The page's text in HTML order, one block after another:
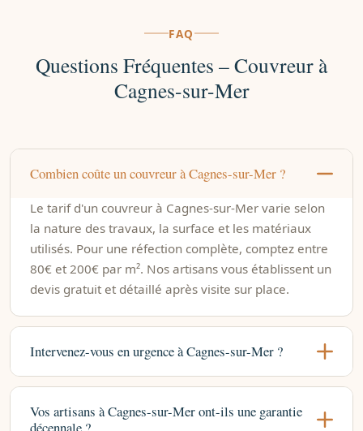
FAQ
Questions Fréquentes – Couvreur à
Cagnes-sur-Mer
Combien coûte un couvreur à Cagnes-sur-Mer ?
Le tarif d'un couvreur à Cagnes-sur-Mer varie selon
la nature des travaux, la surface et les matériaux
utilisés. Pour une réfection complète, comptez entre
80€ et 200€ par m². Nos artisans vous établissent un
devis gratuit et détaillé après visite sur place.
Intervenez-vous en urgence à Cagnes-sur-Mer ?
Vos artisans à Cagnes-sur-Mer ont-ils une garantie
décennale ?